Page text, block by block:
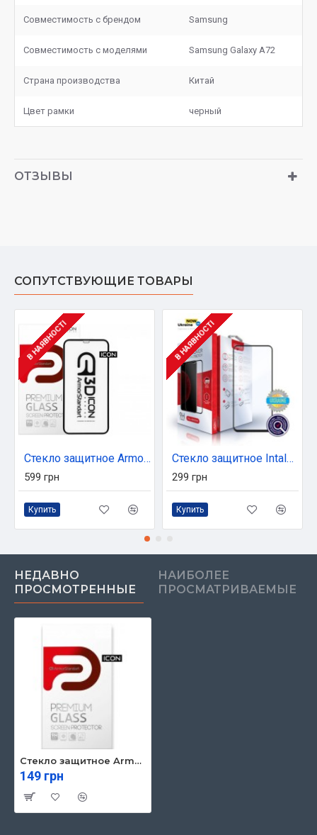
Совместимость с брендом Samsung
Совместимость с моделями Samsung Galaxy A72
Страна производства Китай
Цвет рамки черный
ОТЗЫВЫ
СОПУТСТВУЮЩИЕ ТОВАРЫ
В НАЯВНОСТІ
Стекло защитное Armorstandart Icon 3D Apple iPhone 12 Pro Max Black (ARM57194)
599 грн
Купить
В НАЯВНОСТІ
Стекло защитное Intaleo Full Glue Xiaomi Redmi Note 9 (1283126502729)
299 грн
Купить
НЕДАВНО
ПРОСМОТРЕННЫЕ
НАИБОЛЕЕ
ПРОСМАТРИВАЕМЫЕ
Стекло защитное Armorstandart Full Glue Icon Samsung A72 Black (ARM58088) (ARM58088)
149 грн